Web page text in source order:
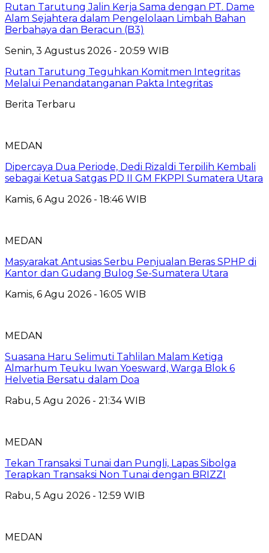
Rutan Tarutung Jalin Kerja Sama dengan PT. Dame
Alam Sejahtera dalam Pengelolaan Limbah Bahan
Berbahaya dan Beracun (B3)
Senin, 3 Agustus 2026 - 20:59 WIB
Rutan Tarutung Teguhkan Komitmen Integritas
Melalui Penandatanganan Pakta Integritas
Berita Terbaru
MEDAN
Dipercaya Dua Periode, Dedi Rizaldi Terpilih Kembali
sebagai Ketua Satgas PD II GM FKPPI Sumatera Utara
Kamis, 6 Agu 2026 - 18:46 WIB
MEDAN
Masyarakat Antusias Serbu Penjualan Beras SPHP di
Kantor dan Gudang Bulog Se-Sumatera Utara
Kamis, 6 Agu 2026 - 16:05 WIB
MEDAN
Suasana Haru Selimuti Tahlilan Malam Ketiga
Almarhum Teuku Iwan Yoesward, Warga Blok 6
Helvetia Bersatu dalam Doa
Rabu, 5 Agu 2026 - 21:34 WIB
MEDAN
Tekan Transaksi Tunai dan Pungli, Lapas Sibolga
Terapkan Transaksi Non Tunai dengan BRIZZI
Rabu, 5 Agu 2026 - 12:59 WIB
MEDAN